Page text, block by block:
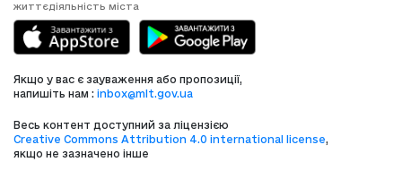
життєдіяльність міста
Якщо у вас є зауваження або пропозиції,
напишіть нам : inbox@mlt.gov.ua
Весь контент доступний за ліцензією
Creative Commons Attribution 4.0 international license,
якщо не зазначено інше